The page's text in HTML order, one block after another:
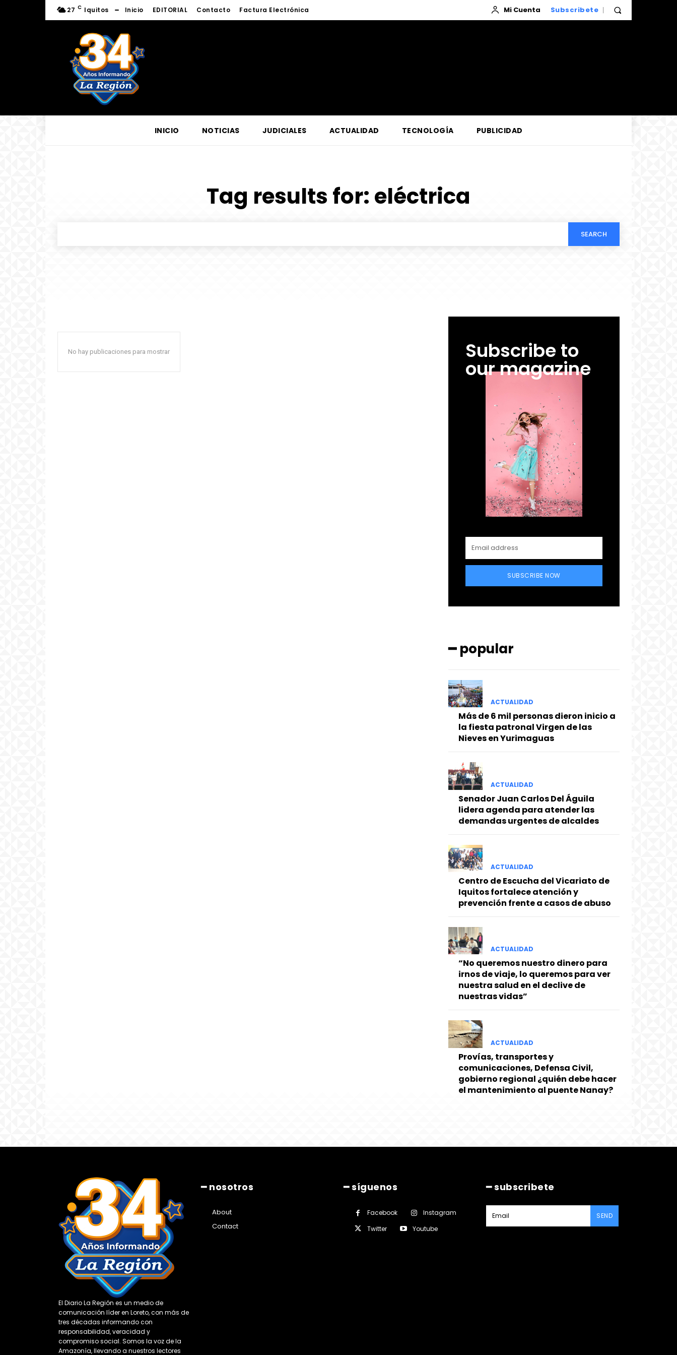
27 C Iquitos Inicio EDITORIAL Contacto Factura Electrónica Mi Cuenta Subscribete
INICIO NOTICIAS JUDICIALES ACTUALIDAD TECNOLOGÍA PUBLICIDAD
Tag results for: eléctrica
SEARCH
No hay publicaciones para mostrar Subscribe to
our magazine
SUBSCRIBE NOW
━ popular
ACTUALIDAD
Más de 6 mil personas dieron inicio a
la fiesta patronal Virgen de las
Nieves en Yurimaguas
ACTUALIDAD
Senador Juan Carlos Del Águila
lidera agenda para atender las
demandas urgentes de alcaldes
ACTUALIDAD
Centro de Escucha del Vicariato de
Iquitos fortalece atención y
prevención frente a casos de abuso
ACTUALIDAD
“No queremos nuestro dinero para
irnos de viaje, lo queremos para ver
nuestra salud en el declive de
nuestras vidas”
ACTUALIDAD
Provías, transportes y
comunicaciones, Defensa Civil,
gobierno regional ¿quién debe hacer
el mantenimiento al puente Nanay?
El Diario La Región es un medio de
comunicación líder en Loreto, con más de
tres décadas informando con
responsabilidad, veracidad y
compromiso social. Somos la voz de la
Amazonía, llevando a nuestros lectores
━ nosotros
About
Contact
━ síguenos
Facebook
Instagram
Twitter
Youtube
━ subscribete
SEND